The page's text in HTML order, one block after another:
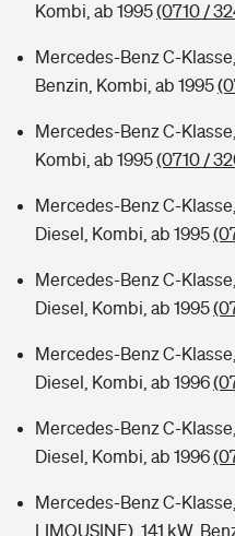
Kombi, ab 1995(0710 /
Mercedes-Benz C-
Benzin, Kombi, ab 1995
Mercedes-Benz C-
Kombi, ab 1995(0710 /
Mercedes-Benz C-
Diesel, Kombi, ab 1995
Mercedes-Benz C-
Diesel, Kombi, ab 1995
Mercedes-Benz C-
Diesel, Kombi, ab 1996
Mercedes-Benz C-
Diesel, Kombi, ab 1996
Mercedes-Benz C-
LIMOUSINE), 141 kW,